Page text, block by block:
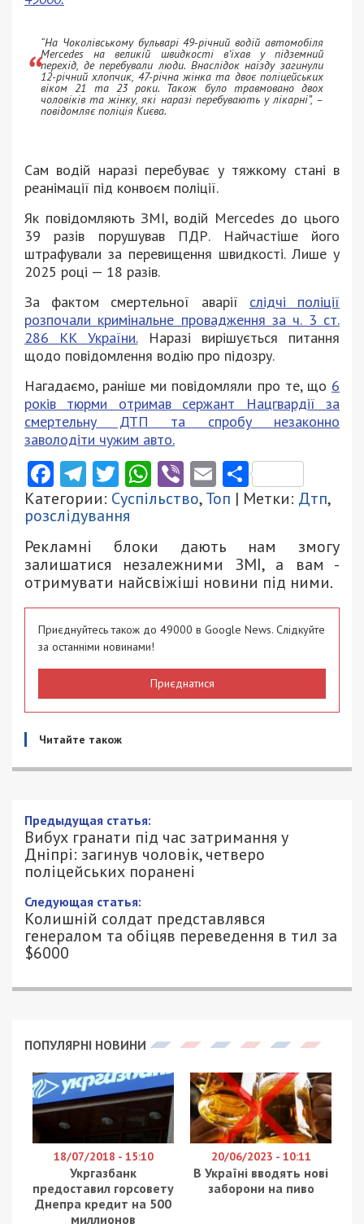
“На Чоколівському бульварі 49-річний водій автомобіля
Mercedes на великій швидкості вʼїхав у підземний
перехід, де перебували люди. Внаслідок наїзду загинули
12-річний хлопчик, 47-річна жінка та двоє поліцейських
віком 21 та 23 роки. Також було травмовано двох
чоловіків та жінку, які наразі перебувають у лікарні”, –
повідомляє поліція Києва.
Сам водій наразі перебуває у тяжкому стані в
реанімації під конвоєм поліції.
Як повідомляють ЗМІ, водій Mercedes до цього
39 разів порушував ПДР. Найчастіше його
штрафували за перевищення швидкості. Лише у
2025 році — 18 разів.
За фактом смертельної аварії слідчі поліції
розпочали кримінальне провадження за ч. 3 ст.
286 КК України.Наразі вирішується питання
щодо повідомлення водію про підозру.
Нагадаємо, раніше ми повідомляли про те, що 6
років тюрми отримав сержант Нацгвардії за
смертельну ДТП та спробу незаконно
заволодіти чужим авто.
Facebook
Telegram
Twitter
WhatsApp
ViberEmail
Категории: Суспільство,Топ | Метки: Дтп,
розслідування
Рекламні блоки дають нам змогу
залишатися незалежними ЗМІ, а вам -
отримувати найсвіжіші новини під ними.
Приєднуйтесь також до 49000 в Google News. Слідкуйте
за останніми новинами!
Приєднатися
Читайте також
Предыдущая статья:
Вибух гранати під час затримання у
Дніпрі: загинув чоловік, четверо
поліцейських поранені
Следующая статья:
Колишній солдат представлявся
генералом та обіцяв переведення в тил за
$6000
ПОПУЛЯРНІ НОВИНИ
18/07/2018 - 15:10
Укргазбанк
предоставил горсовету
Днепра кредит на 500
миллионов
20/06/2023 - 10:11
В Україні вводять нові
заборони на пиво